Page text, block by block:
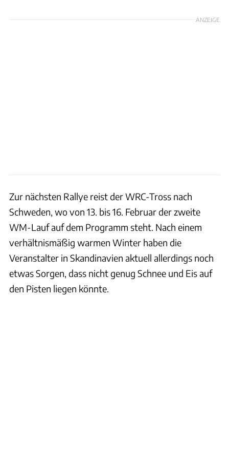
ANZEIGE
Zur nächsten Rallye reist der WRC-Tross nach
Schweden, wo von 13. bis 16. Februar der zweite
WM-Lauf auf dem Programm steht. Nach einem
verhältnismäßig warmen Winter haben die
Veranstalter in Skandinavien aktuell allerdings noch
etwas Sorgen, dass nicht genug Schnee und Eis auf
den Pisten liegen könnte.